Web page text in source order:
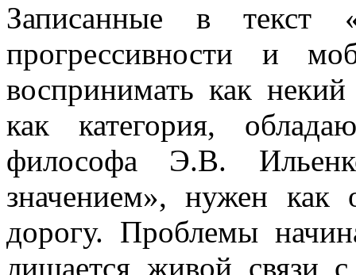
Записанные в текст
прогрессивности и
воспринимать как
как категория,
философа Э.В.
значением», нужен как
дорогу. Проблемы
лишается живой связи с